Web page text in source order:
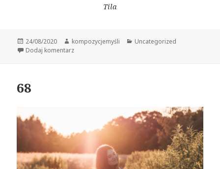
Tila
Data
publikacji
24/08/2020 Autor
kompozycjemyśli Kategorie
Uncategorized
Dodaj komentarzdo 69
68